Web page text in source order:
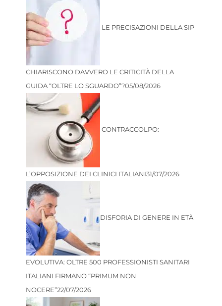
LE PRECISAZIONI DELLA SIP
CHIARISCONO DAVVERO LE CRITICITÀ DELLA
GUIDA “OLTRE LO SGUARDO”?05/08/2026
CONTRACCOLPO:
L’OPPOSIZIONE DEI CLINICI ITALIANI31/07/2026
DISFORIA DI GENERE IN ETÀ
EVOLUTIVA: OLTRE 500 PROFESSIONISTI SANITARI
ITALIANI FIRMANO “PRIMUM NON
NOCERE”22/07/2026